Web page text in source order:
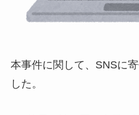
本事件に関して、SNSに
した。